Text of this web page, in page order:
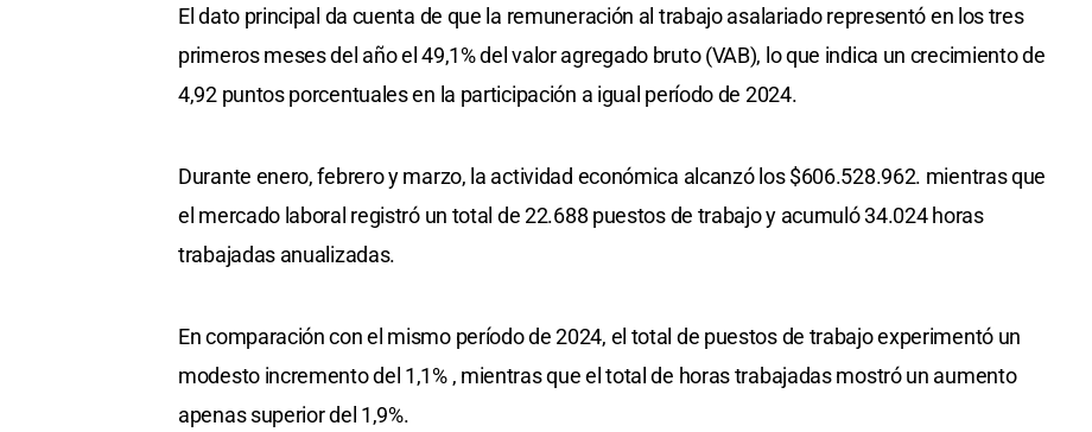
El dato principal da cuenta de que la remuneración al trabajo asalariado representó en los tres
primeros meses del año el 49,1% del valor agregado bruto (VAB), lo que indica un crecimiento de
4,92 puntos porcentuales en la participación a igual período de 2024.
Durante enero, febrero y marzo, la actividad económica alcanzó los $606.528.962. mientras que
el mercado laboral registró un total de 22.688 puestos de trabajo y acumuló 34.024 horas
trabajadas anualizadas.
En comparación con el mismo período de 2024, el total de puestos de trabajo experimentó un
modesto incremento del 1,1% , mientras que el total de horas trabajadas mostró un aumento
apenas superior del 1,9%.